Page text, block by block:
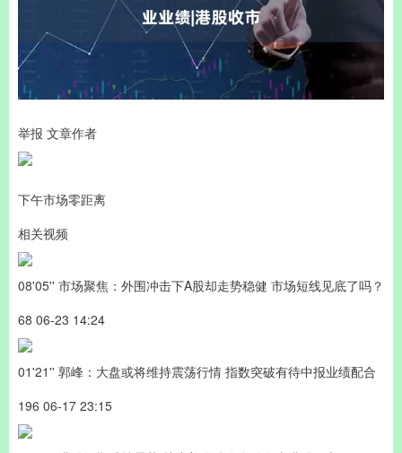
举报 文章作者
下午市场零距离
相关视频
08'05'' 市场聚焦：外围冲击下A股却走势稳健 市场短线见底了吗？
68 06-23 14:24
01'21'' 郭峰：大盘或将维持震荡行情 指数突破有待中报业绩配合
196 06-17 23:15